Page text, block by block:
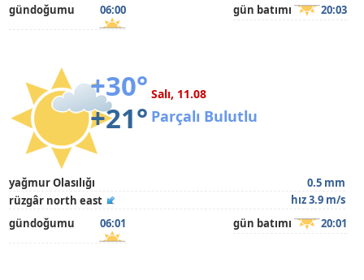
gündoğumu
06:00 gün batımı 20:03
+30°
+21°
Salı, 11.08
Parçalı Bulutlu
yağmur Olasılığı
0.5 mm
rüzgâr north east
hız 3.9 m/s
gündoğumu
06:01 gün batımı 20:01